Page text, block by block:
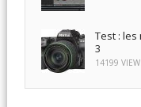
Test :
3
14199